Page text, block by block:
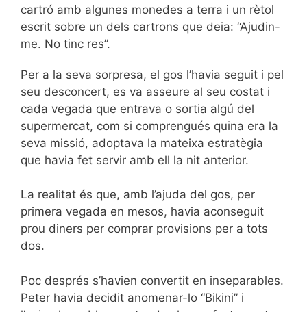
cartró amb algunes monedes a terra i un rètol
escrit sobre un dels cartrons que deia: “Ajudin-
me. No tinc res”.
Per a la seva sorpresa, el gos l’havia seguit i pel
seu desconcert, es va asseure al seu costat i
cada vegada que entrava o sortia algú del
supermercat, com si comprengués quina era la
seva missió, adoptava la mateixa estratègia
que havia fet servir amb ell la nit anterior.
La realitat és que, amb l’ajuda del gos, per
primera vegada en mesos, havia aconseguit
prou diners per comprar provisions per a tots
dos.
Poc després s’havien convertit en inseparables.
Peter havia decidit anomenar-lo “Bikini” i